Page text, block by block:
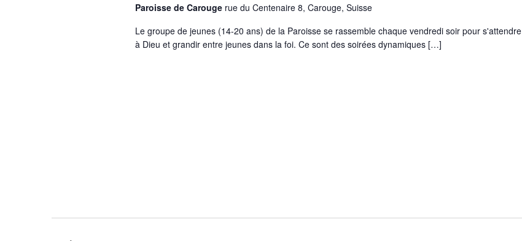
Paroisse de Carouge rue du Centenaire 8, Carouge, Suisse
Le groupe de jeunes (14-20 ans) de la Paroisse se rassemble chaque vendredi soir pour s'attendre
à Dieu et grandir entre jeunes dans la foi. Ce sont des soirées dynamiques […]